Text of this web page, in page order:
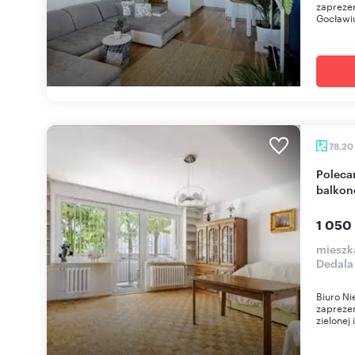
78,20
Polecam przestronne 4-pokojowe mieszkanie z
1 050
Dedala
Biuro
zielonej